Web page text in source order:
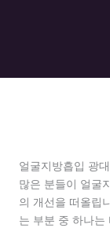
얼굴지방흡입 광
많은 분들이 얼굴
의 개선을 떠올립
는 부분 중 하나는